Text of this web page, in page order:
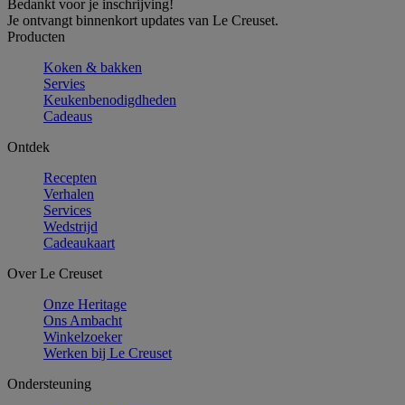
Bedankt voor je inschrijving!
Je ontvangt binnenkort updates van Le Creuset.
Producten
Koken & bakken
Servies
Keukenbenodigdheden
Cadeaus
Ontdek
Recepten
Verhalen
Services
Wedstrijd
Cadeaukaart
Over Le Creuset
Onze Heritage
Ons Ambacht
Winkelzoeker
Werken bij Le Creuset
Ondersteuning